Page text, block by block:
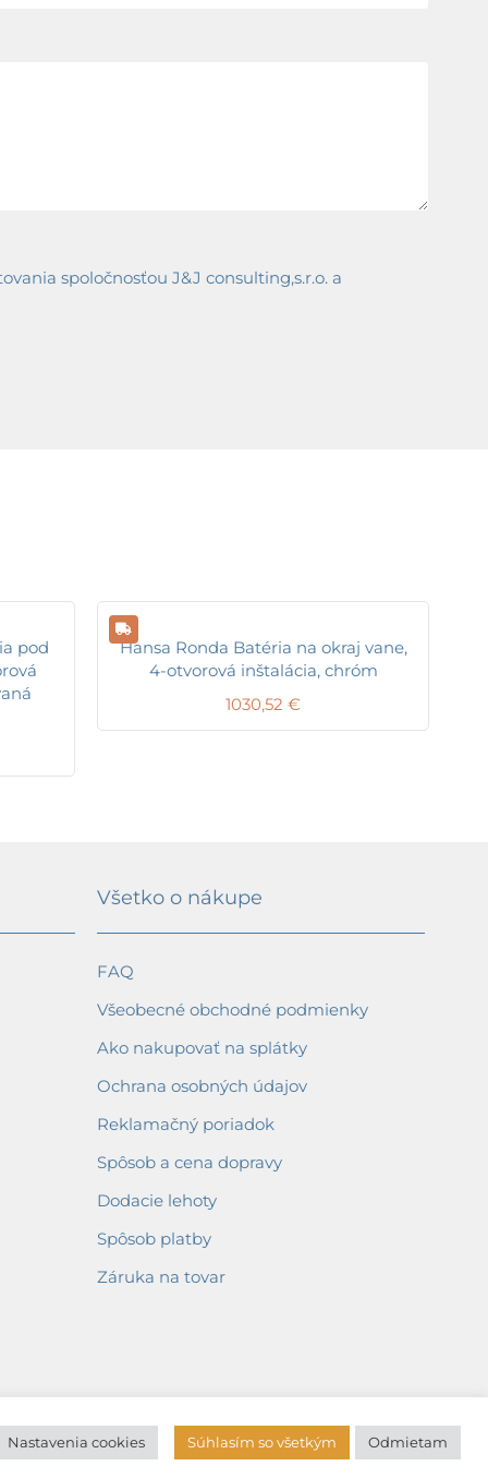
spoločnosťou J&J consulting,s.r.o. a
pod
Hansa Ronda Batéria na okraj vane,
4-otvorová inštalácia, chróm
1030,52 €
Všetko o nákupe
FAQ
Všeobecné obchodné podmienky
Ako nakupovať na splátky
Ochrana osobných údajov
Reklamačný poriadok
Spôsob a cena dopravy
Dodacie lehoty
Spôsob platby
Záruka na tovar
Nastavenia cookies Súhlasím so všetkým Odmietam